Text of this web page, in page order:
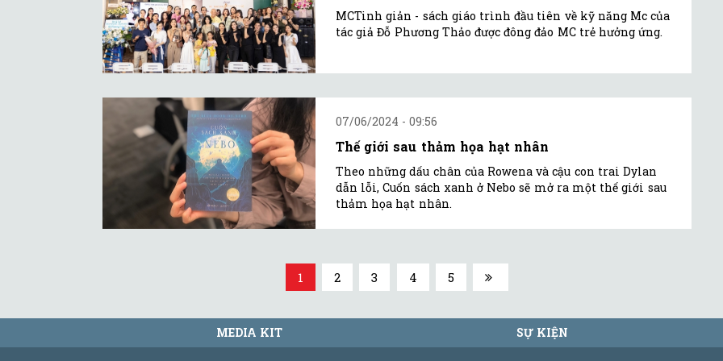
MCTinh giản - sách giáo trình đầu tiên về kỹ năng Mc của
tác giả Đỗ Phương Thảo được đông đảo MC trẻ hưởng ứng.
07/06/2024 - 09:56
Thế giới sau thảm họa hạt nhân
Theo những dấu chân của Rowena và cậu con trai Dylan
dẫn lỗi, Cuốn sách xanh ở Nebo sẽ mở ra một thế giới sau
thảm họa hạt nhân.
1 2 3 4 5
MEDIA KIT SỰ KIỆN